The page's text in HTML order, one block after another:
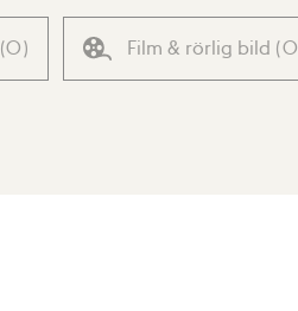
(0) Film & rörlig bild (0